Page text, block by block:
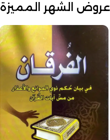
عروض الشهر المميزة